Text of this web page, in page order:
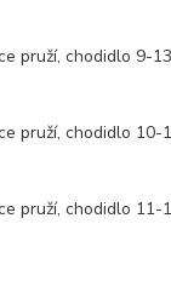
pruží, chodidlo 9-
pruží, chodidlo 10-
pruží, chodidlo 11-